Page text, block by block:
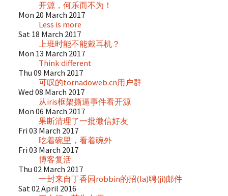
开源，何乐而不为！
Mon 20 March 2017
Less is more
Sat 18 March 2017
上班时能不能戴耳机？
Mon 13 March 2017
Think different
Thu 09 March 2017
可叹的tornadoweb.cn用户群
Wed 08 March 2017
从iris框架撕逼事件看开源
Mon 06 March 2017
果断清理了一批微信好友
Fri 03 March 2017
吃着碗里，看着碗外
Fri 03 March 2017
博客复活
Thu 02 March 2017
一封来自丁香园robbin的招(la)聘(ji)邮件
Sat 02 April 2016